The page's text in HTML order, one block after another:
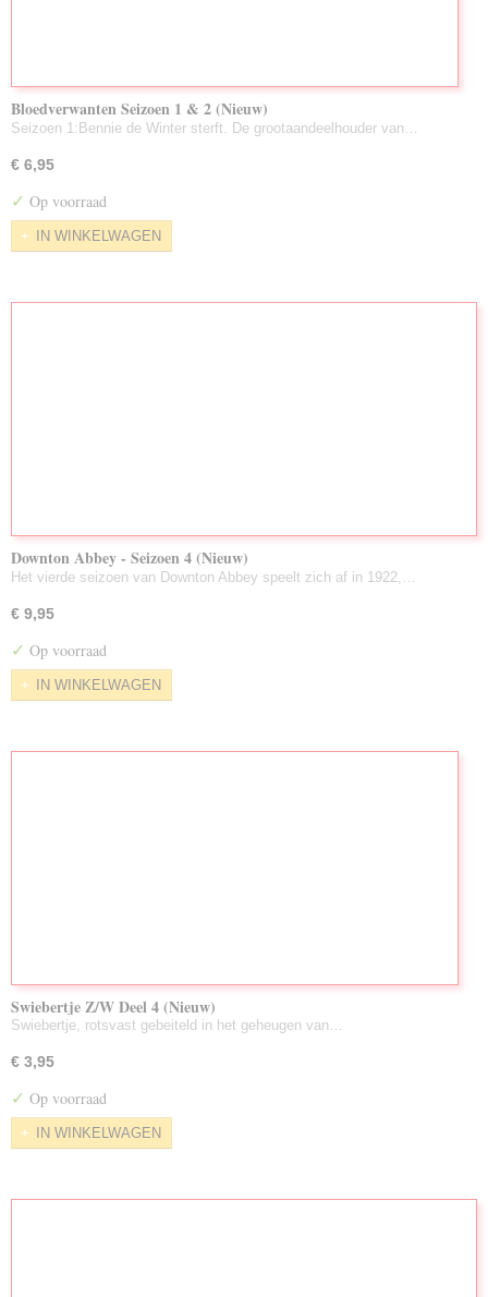
Bloedverwanten Seizoen 1 & 2 (Nieuw)
Seizoen 1:Bennie de Winter sterft. De grootaandeelhouder van…
€ 6,95
✓ Op voorraad
IN WINKELWAGEN
Downton Abbey - Seizoen 4 (Nieuw)
Het vierde seizoen van Downton Abbey speelt zich af in 1922,…
€ 9,95
✓ Op voorraad
IN WINKELWAGEN
Swiebertje Z/W Deel 4 (Nieuw)
Swiebertje, rotsvast gebeiteld in het geheugen van…
€ 3,95
✓ Op voorraad
IN WINKELWAGEN